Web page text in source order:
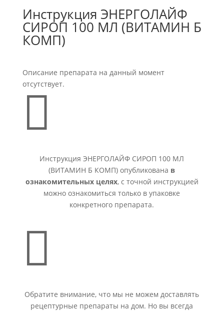
Инструкция ЭНЕРГОЛАЙФ
СИРОП 100 МЛ (ВИТАМИН Б
КОМП)
Описание препарата на данный момент
отсутствует.

Инструкция ЭНЕРГОЛАЙФ СИРОП 100 МЛ
(ВИТАМИН Б КОМП) опубликована в
ознакомительных целях, с точной инструкцией
можно ознакомиться только в упаковке
конкретного препарата.

Обратите внимание, что мы не можем доставлять
рецептурные препараты на дом. Но вы всегда